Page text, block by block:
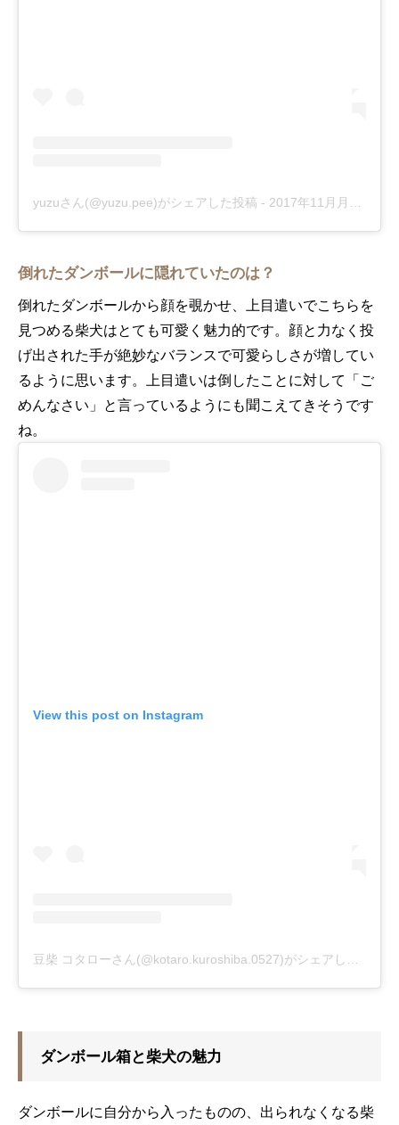
yuzuさん(@yuzu.pee)がシェアした投稿 - 2017年11月月1日午後7時15分PDT
倒れたダンボールに隠れていたのは？
倒れたダンボールから顔を覗かせ、上目遣いでこちらを
見つめる柴犬はとても可愛く魅力的です。顔と力なく投
げ出された手が絶妙なバランスで可愛らしさが増してい
るように思います。上目遣いは倒したことに対して「ご
めんなさい」と言っているようにも聞こえてきそうです
ね。
View this post on Instagram
豆柴 コタローさん(@kotaro.kuroshiba.0527)がシェアした投稿
ダンボール箱と柴犬の魅力
ダンボールに自分から入ったものの、出られなくなる柴